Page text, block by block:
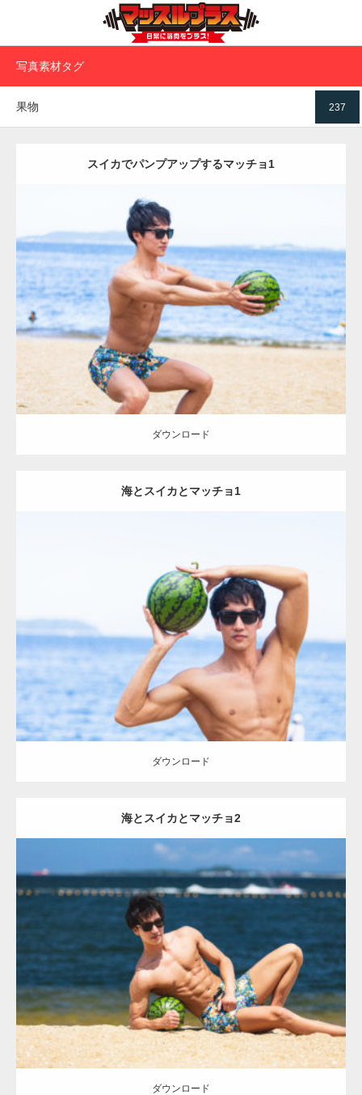
写真素材タグ
237
果物
スイカでパンプアップするマッチョ1
Update: 2021.07.6
Category: 海のマッチョ オレンジの人 AKIHITO(細マッチョ) 脚
ダウンロード
ダウンロード
海とスイカとマッチョ1
Update:2021.07.8
オレンジの人 AKIHITO(細マッチョ)
上腕二頭筋
ダウンロード
ダウンロード
海とスイカとマッチョ2
Update:
Category: 海のマッチョ オレンジの人 AKIHITO(細マッチョ)
肩
腹筋
ダウンロード
ダウンロード